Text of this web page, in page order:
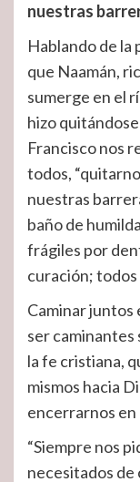
nuestras
Hablando de la
que Naamán,
sumerge en el
hizo
Francisco nos
todos,
nuestras
baño de
frágiles por
curación; todos
Caminar juntos
ser caminantes
la fe cristiana,
mismos hacia
encerrarnos en
“Siempre nos
necesitados de